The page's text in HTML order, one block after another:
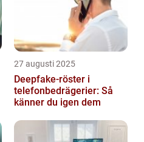
27 augusti 2025
Deepfake-röster i
telefonbedrägerier: Så
känner du igen dem